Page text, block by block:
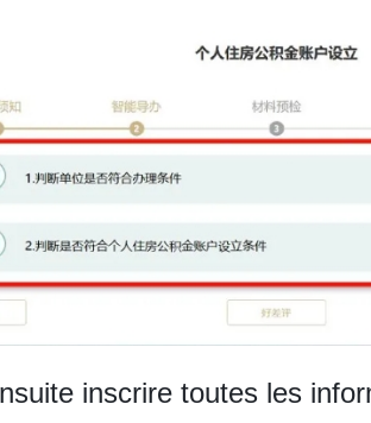
inscrire toutes les